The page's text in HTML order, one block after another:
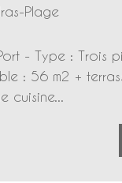
Plage
- Type : Trois
: 56 m2 +
cuisine...